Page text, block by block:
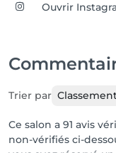
Ouvrir
Trier par
Ce salon a 91 avis
non-vérifiés ci-